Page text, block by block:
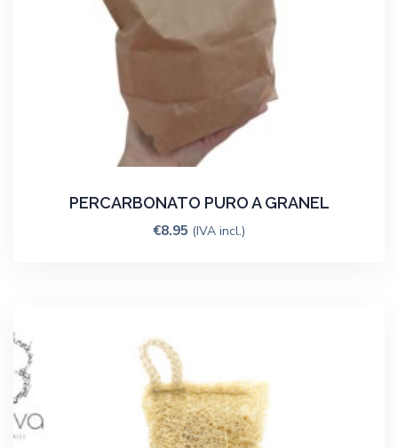
PERCARBONATO PURO A GRANEL
€8.95 (IVA incl.)